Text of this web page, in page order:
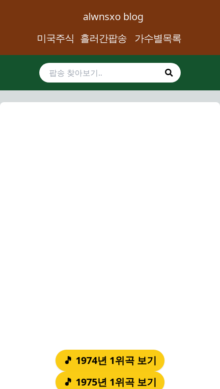
alwnsxo blog
미국주식 흘러간팝송 가수별목록
🎵 1974년 1위곡 보기
🎵 1975년 1위곡 보기